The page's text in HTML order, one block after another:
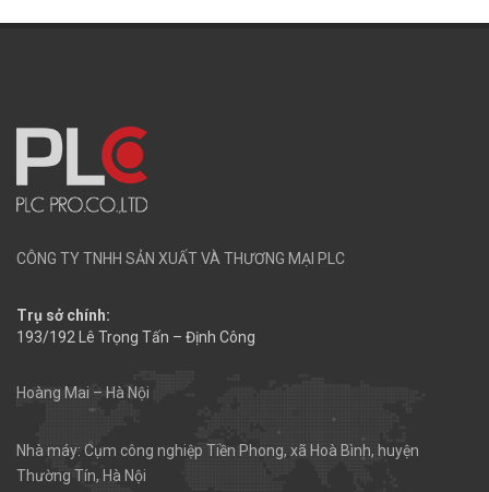
CÔNG TY TNHH SẢN XUẤT VÀ THƯƠNG MẠI PLC
Trụ sở chính:
193/192 Lê Trọng Tấn – Định Công
Hoàng Mai – Hà Nội
Nhà máy: Cụm công nghiệp Tiền Phong, xã Hoà Bình, huyện
Thường Tín, Hà Nội